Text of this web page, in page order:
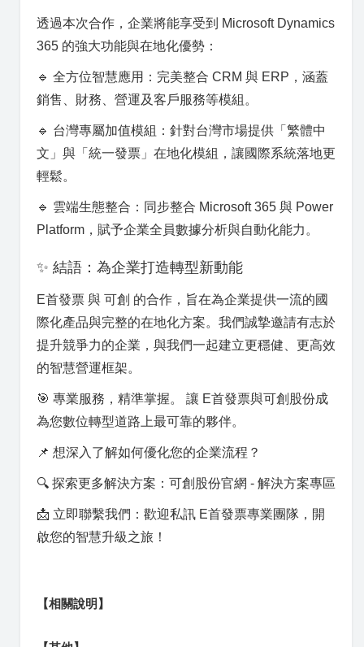
透過本次合作，企業將能享受到 Microsoft Dynamics
365 的強大功能與在地化優勢：
🔹 全方位智慧應用：完美整合 CRM 與 ERP，涵蓋
銷售、財務、營運及客戶服務等模組。
🔹 台灣專屬加值模組：針對台灣市場提供「繁體中
文」與「統一發票」在地化模組，讓國際系統落地更
輕鬆。
🔹 雲端生態整合：同步整合 Microsoft 365 與 Power
Platform，賦予企業全員數據分析與自動化能力。
✨ 結語：為企業打造轉型新動能
E首發票 與 可創 的合作，旨在為企業提供一流的國
際化產品與完整的在地化方案。我們誠摯邀請有志於
提升競爭力的企業，與我們一起建立更穩健、更高效
的智慧營運框架。
🎯 專業服務，精準掌握。 讓 E首發票與可創股份成
為您數位轉型道路上最可靠的夥伴。
📌 想深入了解如何優化您的企業流程？
🔍 探索更多解決方案：可創股份官網 - 解決方案專區
📩 立即聯繫我們：歡迎私訊 E首發票專業團隊，開
啟您的智慧升級之旅！
【相關說明】